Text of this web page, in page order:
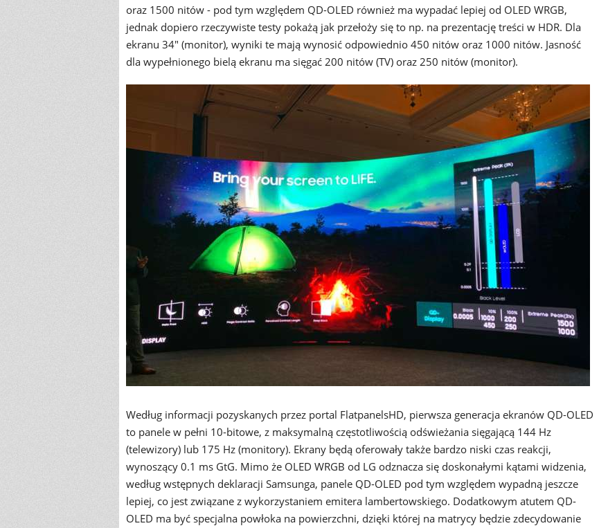
oraz 1500 nitów - pod tym względem QD-OLED również ma wypadać lepiej od OLED WRGB,
jednak dopiero rzeczywiste testy pokażą jak przełoży się to np. na prezentację treści w HDR. Dla
ekranu 34" (monitor), wyniki te mają wynosić odpowiednio 450 nitów oraz 1000 nitów. Jasność
dla wypełnionego bielą ekranu ma sięgać 200 nitów (TV) oraz 250 nitów (monitor).
Według informacji pozyskanych przez portal FlatpanelsHD, pierwsza generacja ekranów QD-OLED
to panele w pełni 10-bitowe, z maksymalną częstotliwością odświeżania sięgającą 144 Hz
(telewizory) lub 175 Hz (monitory). Ekrany będą oferowały także bardzo niski czas reakcji,
wynoszący 0.1 ms GtG. Mimo że OLED WRGB od LG odznacza się doskonałymi kątami widzenia,
według wstępnych deklaracji Samsunga, panele QD-OLED pod tym względem wypadną jeszcze
lepiej, co jest związane z wykorzystaniem emitera lambertowskiego. Dodatkowym atutem QD-
OLED ma być specjalna powłoka na powierzchni, dzięki której na matrycy będzie zdecydowanie